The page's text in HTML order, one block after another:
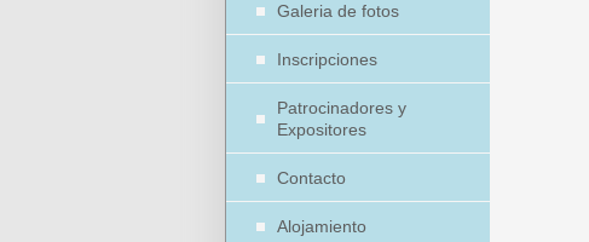
Galeria de fotos
Inscripciones
Patrocinadores y
Expositores
Contacto
Alojamiento